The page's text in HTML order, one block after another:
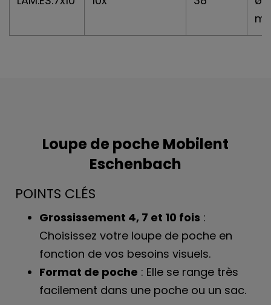
Loupe de poche Mobilent
Eschenbach
POINTS CLÉS
Grossissement 4, 7 et 10 fois :
Choisissez votre loupe de poche en
fonction de vos besoins visuels.
Format de poche : Elle se range très
facilement dans une poche ou un sac.